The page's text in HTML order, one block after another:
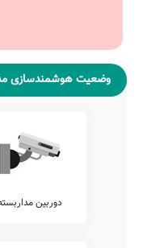
وضعیت هوشمندسازی
دوربین